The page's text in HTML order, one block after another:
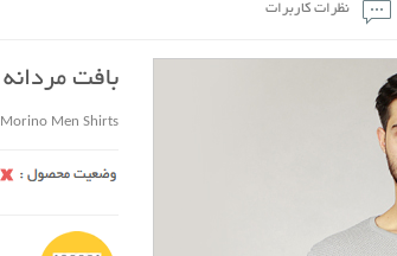
نظرات کاربرات
بافت مردانه Morino
Morino Men Shirts